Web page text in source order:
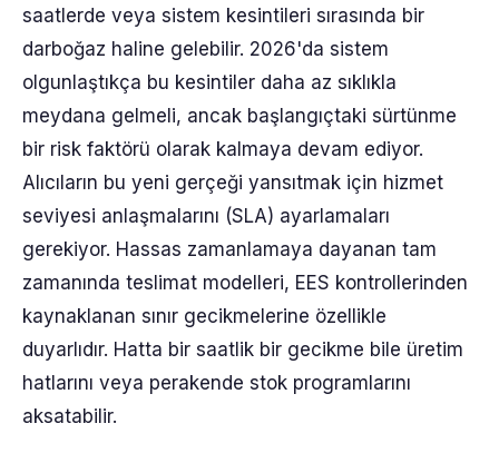
saatlerde veya sistem kesintileri sırasında bir
darboğaz haline gelebilir. 2026'da sistem
olgunlaştıkça bu kesintiler daha az sıklıkla
meydana gelmeli, ancak başlangıçtaki sürtünme
bir risk faktörü olarak kalmaya devam ediyor.
Alıcıların bu yeni gerçeği yansıtmak için hizmet
seviyesi anlaşmalarını (SLA) ayarlamaları
gerekiyor. Hassas zamanlamaya dayanan tam
zamanında teslimat modelleri, EES kontrollerinden
kaynaklanan sınır gecikmelerine özellikle
duyarlıdır. Hatta bir saatlik bir gecikme bile üretim
hatlarını veya perakende stok programlarını
aksatabilir.